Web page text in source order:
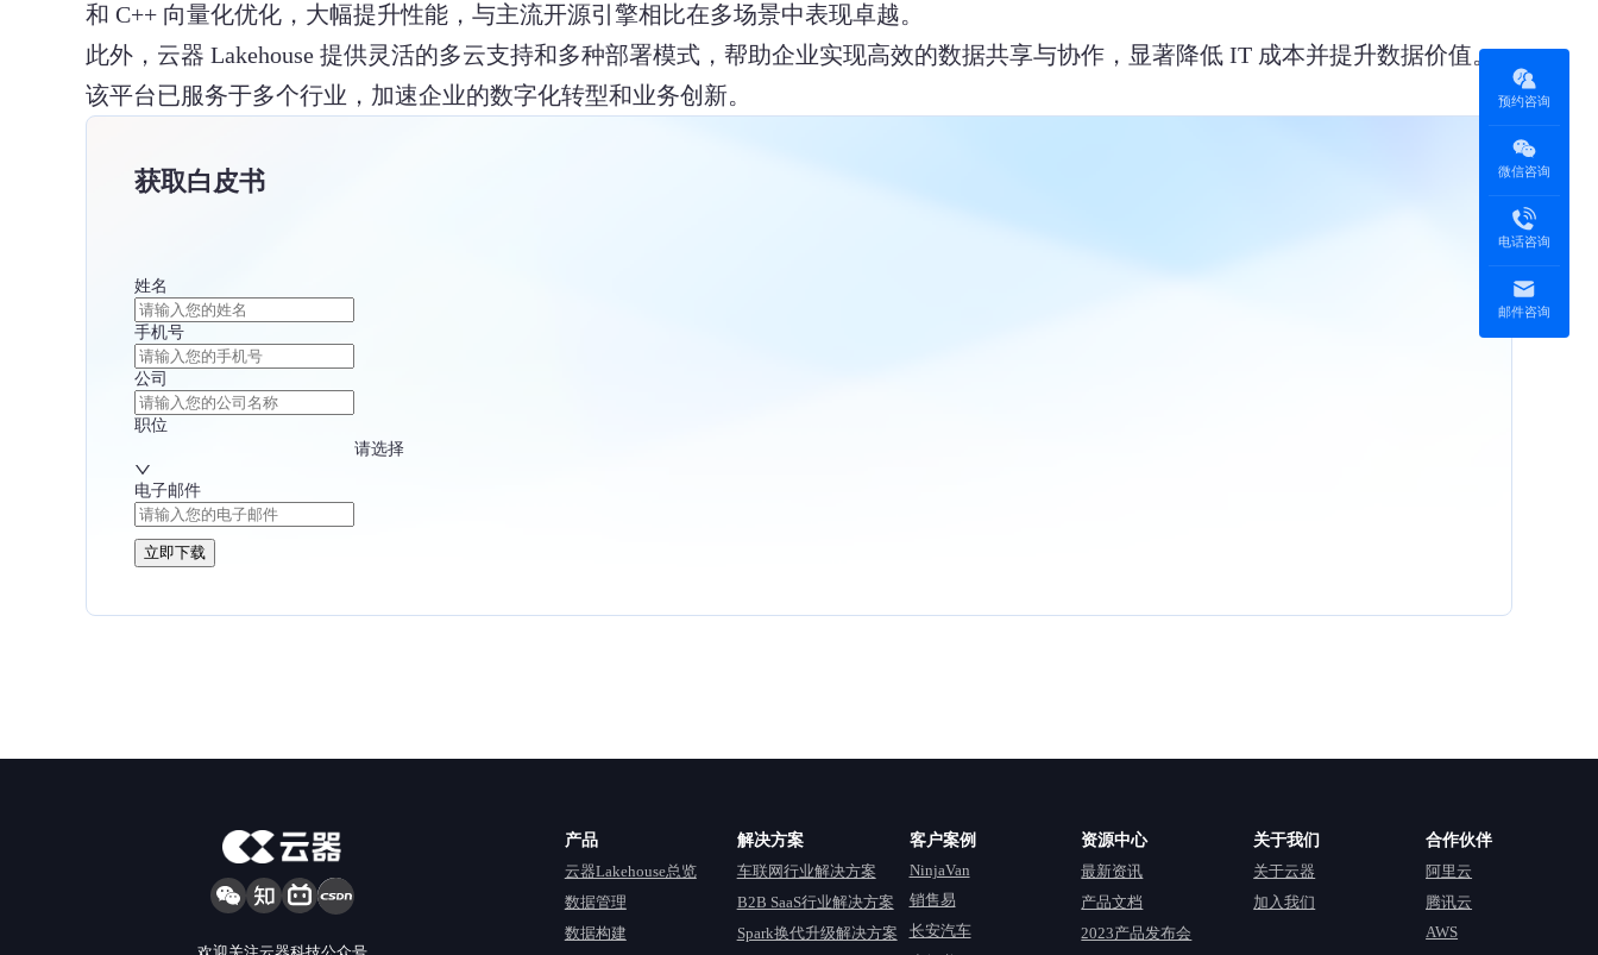
和 C++ 向量化优化，大幅提升性能，与主流开源引擎相比在多场景中表现卓越。
此外，云器 Lakehouse 提供灵活的多云支持和多种部署模式，帮助企业实现高效的数据共享与协作，显著降低 IT 成本并提升数据价值。
该平台已服务于多个行业，加速企业的数字化转型和业务创新。
获取白皮书
姓名
手机号
公司
职位
请选择
电子邮件
立即下载
产品
云器Lakehouse总览
数据管理
数据构建
解决方案
车联网行业解决方案
B2B SaaS行业解决方案
Spark换代升级解决方案
客户案例
NinjaVan
销售易
长安汽车
资源中心
最新资讯
产品文档
2023产品发布会
关于我们
关于云器
加入我们
合作伙伴
阿里云
腾讯云
AWS
预约咨询
微信咨询
电话咨询
邮件咨询